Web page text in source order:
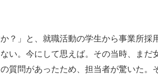
か？」と、就職活動の学生から事業所
い。今にして思えば。その当時、まだ
質問があったため、担当者が驚いた。